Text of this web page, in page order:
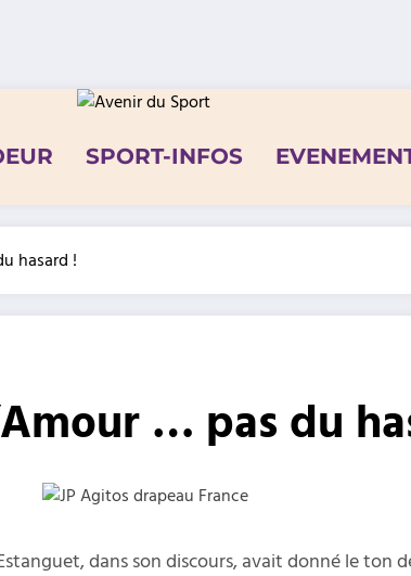
SPORT-INFOS
hasard !
… pas du
dans son discours, avait donné le ton